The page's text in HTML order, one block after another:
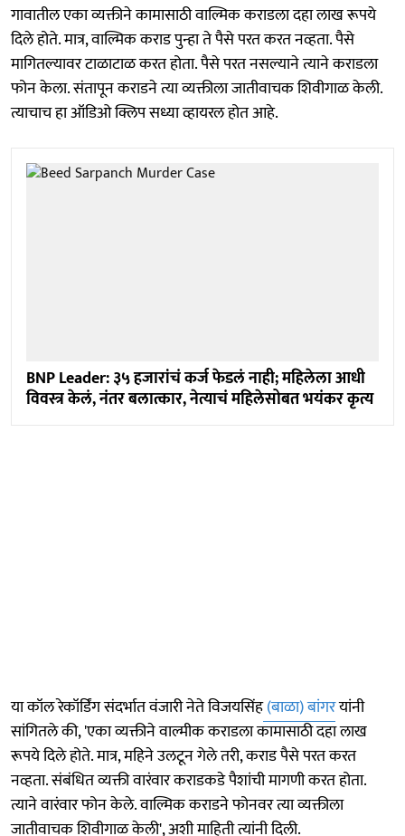
गावातील एका व्यक्तीने कामासाठी वाल्मिक कराडला दहा लाख रूपये
दिले होते. मात्र, वाल्मिक कराड पुन्हा ते पैसे परत करत नव्हता. पैसे
मागितल्यावर टाळाटाळ करत होता. पैसे परत नसल्याने त्याने कराडला
फोन केला. संतापून कराडने त्या व्यक्तीला जातीवाचक शिवीगाळ केली.
त्याचाच हा ऑडिओ क्लिप सध्या व्हायरल होत आहे.
BNP Leader: ३५ हजारांचं कर्ज फेडलं नाही; महिलेला आधी
विवस्त्र केलं, नंतर बलात्कार, नेत्याचं महिलेसोबत भयंकर कृत्य
या कॉल रेकॉर्डिंग संदर्भात वंजारी नेते विजयसिंह(बाळा) बांगरयांनी
सांगितले की, 'एका व्यक्तीने वाल्मीक कराडला कामासाठी दहा लाख
रूपये दिले होते. मात्र, महिने उलटून गेले तरी, कराड पैसे परत करत
नव्हता. संबंधित व्यक्ती वारंवार कराडकडे पैशांची मागणी करत होता.
त्याने वारंवार फोन केले. वाल्मिक कराडने फोनवर त्या व्यक्तीला
जातीवाचक शिवीगाळ केली', अशी माहिती त्यांनी दिली.